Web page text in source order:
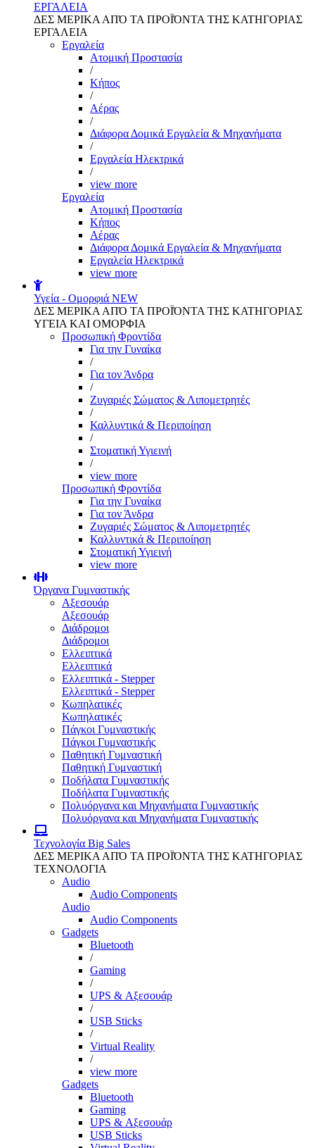
ΕΡΓΑΛΕΙΑ
ΔΕΣ ΜΕΡΙΚΑ ΑΠΌ ΤΑ ΠΡΟΪΌΝΤΑ ΤΗΣ ΚΑΤΗΓΟΡΙΑΣ
ΕΡΓΑΛΕΙΑ
Εργαλεία
Aτομική Προστασία
/
Kήπος
/
Αέρας
/
Διάφορα Δομικά Εργαλεία & Μηχανήματα
/
Εργαλεία Ηλεκτρικά
/
view more
Εργαλεία
Aτομική Προστασία
Kήπος
Αέρας
Διάφορα Δομικά Εργαλεία & Μηχανήματα
Εργαλεία Ηλεκτρικά
view more
Υγεία - Ομορφιά NEW
ΔΕΣ ΜΕΡΙΚΑ ΑΠΌ ΤΑ ΠΡΟΪΌΝΤΑ ΤΗΣ ΚΑΤΗΓΟΡΙΑΣ
ΥΓΕΙΑ ΚΑΙ ΟΜΟΡΦΙΑ
Προσωπική Φροντίδα
Για την Γυναίκα
/
Για τον Άνδρα
/
Ζυγαριές Σώματος & Λιπομετρητές
/
Καλλυντικά & Περιποίηση
/
Στοματική Υγιεινή
/
view more
Προσωπική Φροντίδα
Για την Γυναίκα
Για τον Άνδρα
Ζυγαριές Σώματος & Λιπομετρητές
Καλλυντικά & Περιποίηση
Στοματική Υγιεινή
view more
Όργανα Γυμναστικής
Αξεσουάρ
Αξεσουάρ
Διάδρομοι
Διάδρομοι
Ελλειπτικά
Ελλειπτικά
Ελλειπτικά - Stepper
Ελλειπτικά - Stepper
Κωπηλατικές
Κωπηλατικές
Πάγκοι Γυμναστικής
Πάγκοι Γυμναστικής
Παθητική Γυμναστική
Παθητική Γυμναστική
Ποδήλατα Γυμναστικής
Ποδήλατα Γυμναστικής
Πολυόργανα και Μηχανήματα Γυμναστικής
Πολυόργανα και Μηχανήματα Γυμναστικής
Τεχνολογία Big Sales
ΔΕΣ ΜΕΡΙΚΑ ΑΠΌ ΤΑ ΠΡΟΪΌΝΤΑ ΤΗΣ ΚΑΤΗΓΟΡΙΑΣ
ΤΕΧΝΟΛΟΓΙΑ
Audio
Audio Components
Audio
Audio Components
Gadgets
Bluetooth
/
Gaming
/
UPS & Αξεσουάρ
/
USB Sticks
/
Virtual Reality
/
view more
Gadgets
Bluetooth
Gaming
UPS & Αξεσουάρ
USB Sticks